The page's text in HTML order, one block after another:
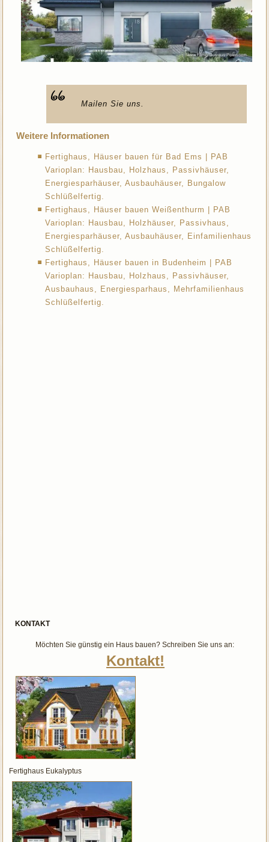
Mailen Sie uns.
Weitere Informationen
Fertighaus, Häuser bauen für Bad Ems | PAB
Varioplan: Hausbau, Holzhaus, Passivhäuser,
Energiesparhäuser, Ausbauhäuser, Bungalow
Schlüßelfertig.
Fertighaus, Häuser bauen Weißenthurm | PAB
Varioplan: Hausbau, Holzhäuser, Passivhaus,
Energiesparhäuser, Ausbauhäuser, Einfamilienhaus
Schlüßelfertig.
Fertighaus, Häuser bauen in Budenheim | PAB
Varioplan: Hausbau, Holzhaus, Passivhäuser,
Ausbauhaus, Energiesparhaus, Mehrfamilienhaus
Schlüßelfertig.
KONTAKT
Möchten Sie günstig ein Haus bauen? Schreiben Sie uns an:
Kontakt!
Fertighaus Eukalyptus